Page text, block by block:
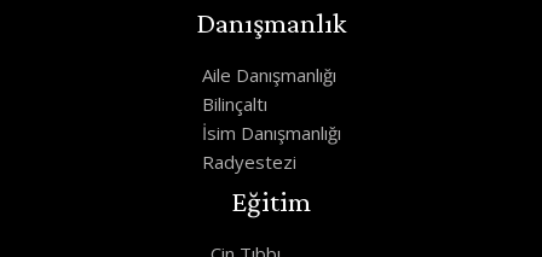
Danışmanlık
Aile Danışmanlığı
Bilinçaltı
İsim Danışmanlığı
Radyestezi
Eğitim